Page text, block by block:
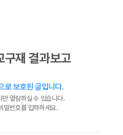
재 결과보고
로 보호된 글입니다.
만 열람하실 수 있습니다.
밀번호를 입력하세요.